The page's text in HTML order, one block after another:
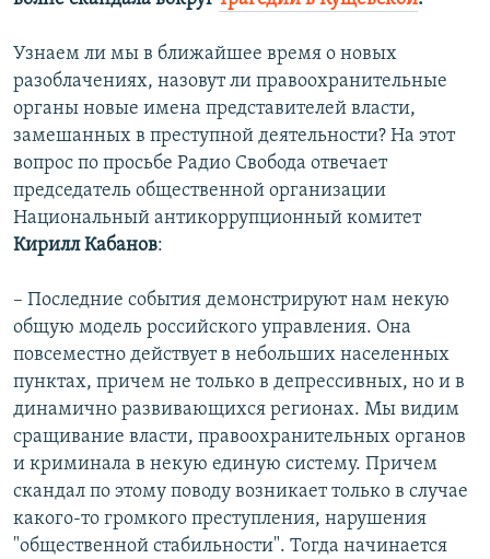
Узнаем ли мы в ближайшее время о новых
разоблачениях, назовут ли правоохранительные
органы новые имена представителей власти,
замешанных в преступной деятельности? На этот
вопрос по просьбе Радио Свобода отвечает
председатель общественной организации
Национальный антикоррупционный комитет
Кирилл Кабанов:
– Последние события демонстрируют нам некую
общую модель российского управления. Она
повсеместно действует в небольших населенных
пунктах, причем не только в депрессивных, но и в
динамично развивающихся регионах. Мы видим
сращивание власти, правоохранительных органов
и криминала в некую единую систему. Причем
скандал по этому поводу возникает только в случае
какого-то громкого преступления, нарушения
"общественной стабильности". Тогда начинается